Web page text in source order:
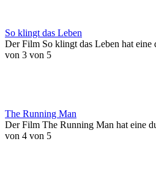
So klingt das Leben
Der Film So klingt das Leben hat
von 3 von 5
The Running Man
Der Film The Running Man hat eine
von 4 von 5